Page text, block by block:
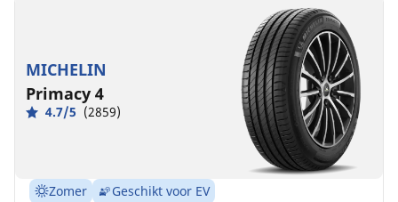
MICHELIN
Primacy 4
4.7/5 (2859)
Zomer
Geschikt voor EV